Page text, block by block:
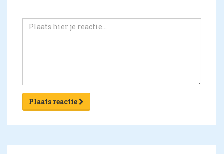
Plaats reactie